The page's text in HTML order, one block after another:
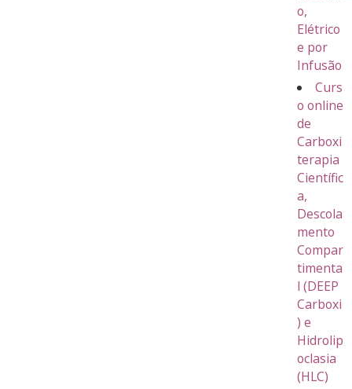
o,
Elétrico
e por
Infusão
Curs
o online
de
Carboxi
terapia
Científic
a,
Descola
mento
Compar
timenta
l (DEEP
Carboxi
) e
Hidrolip
oclasia
(HLC)